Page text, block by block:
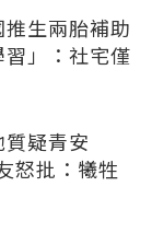
生兩胎補助
」：社宅僅
疑青安
怒批：犧牲